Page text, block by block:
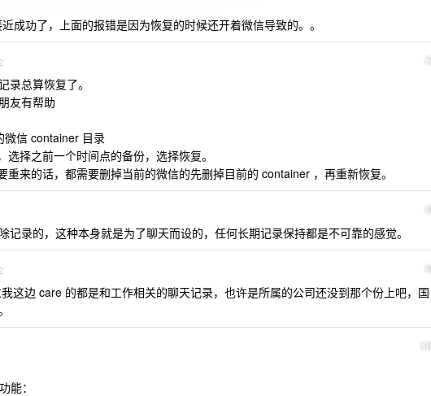
成功了，上面的报错是因为恢复的时候还开着微信导致的。。
7
录总算恢复了。
友有帮助
微信 container 目录
择之前一个时间点的备份，选择恢复。
重来的话，都需要删掉当前的微信的先删掉目前的 container ，再重新恢复。
8
记录的，这种本身就是为了聊天而设的，任何长期记录保持都是不可靠的感觉。
9
这边 care 的都是和工作相关的聊天记录，也许是所属的公司还没到那个份上吧，国
10
能：